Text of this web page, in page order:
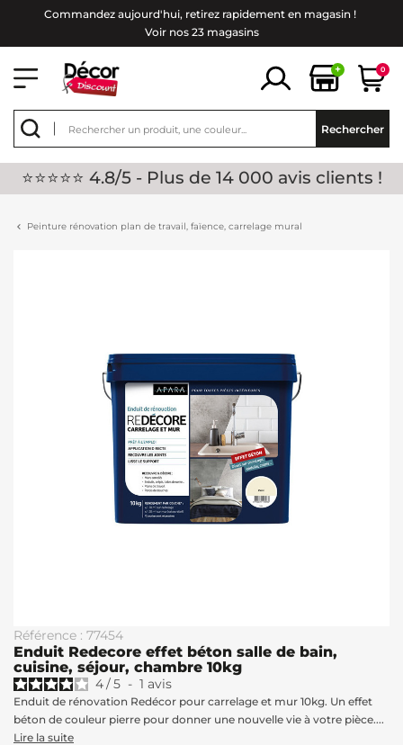
Commandez aujourd'hui, retirez rapidement en magasin !
Voir nos 23 magasins
+ 0
Rechercher
⭐⭐⭐⭐⭐ 4.8/5 - Plus de 14 000 avis clients !
Peinture rénovation plan de travail, faïence, carrelage mural
Référence : 77454
Enduit Redecore effet béton salle de bain,
cuisine, séjour, chambre 10kg
4/5 - 1 avis
Enduit de rénovation Redécor pour carrelage et mur 10kg. Un effet
béton de couleur pierre pour donner une nouvelle vie à votre pièce....
Lire la suite